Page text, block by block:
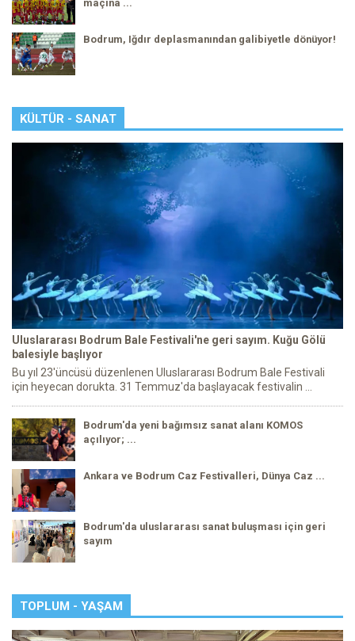
maçına ...
Bodrum, Iğdır deplasmanından galibiyetle dönüyor!
KÜLTÜR - SANAT
Uluslararası Bodrum Bale Festivali'ne geri sayım. Kuğu Gölü
balesiyle başlıyor
Bu yıl 23'üncüsü düzenlenen Uluslararası Bodrum Bale Festivali
için heyecan dorukta. 31 Temmuz'da başlayacak festivalin ...
Bodrum'da yeni bağımsız sanat alanı KOMOS
açılıyor; ...
Ankara ve Bodrum Caz Festivalleri, Dünya Caz ...
Bodrum'da uluslararası sanat buluşması için geri
sayım
TOPLUM - YAŞAM